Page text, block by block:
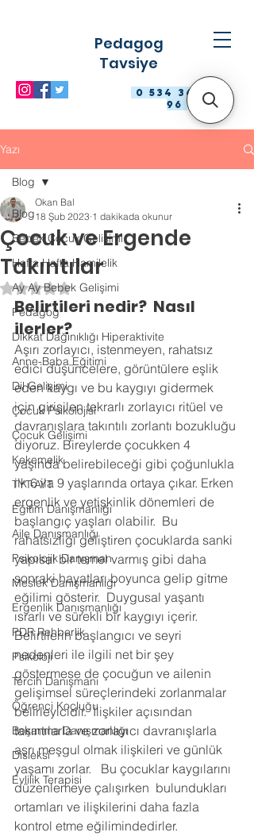
0 534 363 98
96
Pedagog
Tavsiye
Yazı
Blog
Bebek Çocuk Gelişimi
Hafta Hafta Hamilelik
Ay Ay Bebek Gelişimi
Pedagog
Dikkat Dağınıklığı Hiperaktivite
Anne-Baba Eğitimi
Dil Gelişimi
Çocuk Psikolojisi
Çocuk Gelişimi
Kekemelik
TYT-AYT
Eğitim Danışmanlığı
Aile Danışmanlığı
Psikolojik Danışman
Meslek Danışmanlığı
Ergenlik Danışmanlığı
PDR Rehberlik
Psikoloji
Tercih Danışmanı
Öğrenci Koçluğu
Boşanma Danışmanlığı
Disleksi
Evlilik Terapisi
Blog
Çocuk ve Ergende
Takıntılar
Okan Bal
18 Şub 2023 1 dakikada okunur
5 üzerinden NaN yıldız
Belirtileri nedir?  Nasıl
ilerler?
Aşırı zorlayıcı, istenmeyen, rahatsız
edici düşüncelere, görüntülere eşlik
eden kaygı ve bu kaygıyı gidermek
için girişilen tekrarlı zorlayıcı ritüel ve
davranışlara takıntılı zorlantı bozukluğu
diyoruz. Bireylerde çocukken 4
yaşında belirebileceği gibi çoğunlukla
ilk 6 ila 9 yaşlarında ortaya çıkar. Erken
ergenlik ve yetişkinlik dönemleri de
başlangıç yaşları olabilir.  Bu
rahatsızlığı geliştiren çocuklarda sanki
yapısal bir temel varmış gibi daha
sonraki hayatları boyunca gelip gitme
eğilimi gösterir.  Duygusal yaşantı
ısrarlı ve sürekli bir kaygıyı içerir.
Belirtilerin başlangıcı ve seyri
nedenleri ile ilgili net bir şey
göstermese de çocuğun ve ailenin
gelişimsel süreçlerindeki zorlanmalar
belirleyicidir.  İlişkiler açısından
takıntılarla ve zorlayıcı davranışlarla
aşrı meşgul olmak ilişkileri ve günlük
yaşamı zorlar.   Bu çocuklar kaygılarını
düzenlemeye çalışırken  bulundukları
ortamları ve ilişkilerini daha fazla
kontrol etme eğilimindedirler.